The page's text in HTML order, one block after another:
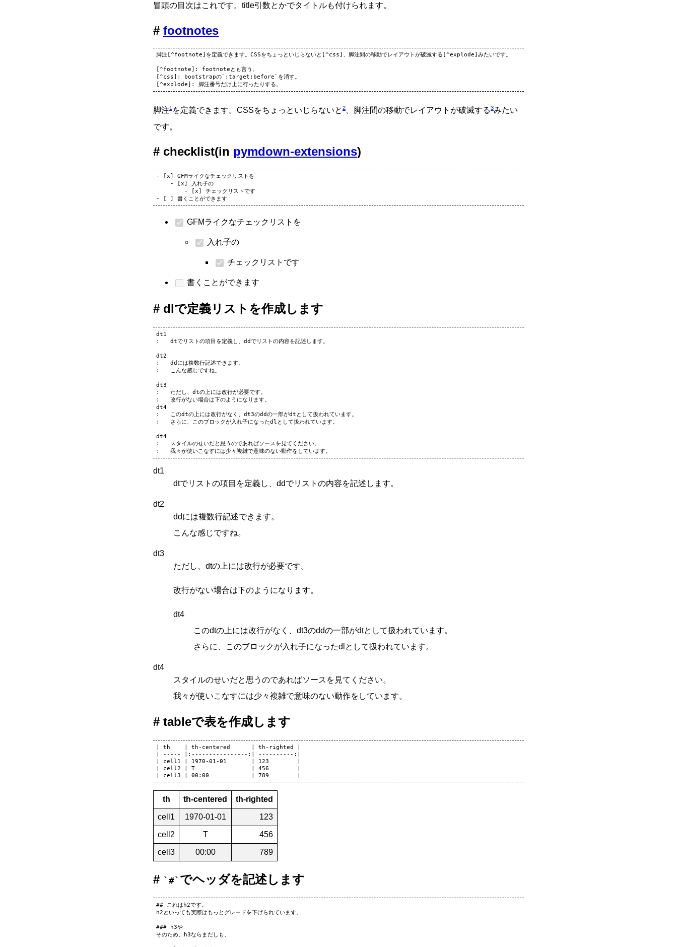
冒頭の目次はこれです。title引数とかでタイトルも付けられます。
footnotes
脚注[^footnote]を定義できます。CSSをちょっといじらないと[^css]、脚注間の移動でレイアウトが破滅する[^explode]みたいです。
[^footnote]: footnoteとも言う。
[^css]: bootstrapの`:target:before`を消す。
脚注1 を定義できます。CSSをちょっといじらないと 2、脚注間の移動でレイアウトが破滅する3みたい
です。
checklist(in pymdown-extensions)
- [x] GFMライクなチェックリストを
    - [x] 入れ子の
        - [x] チェックリストです
- [ ] 書くことができます
GFMライクなチェックリストを
入れ子の
チェックリストです
書くことができます
dlで定義リストを作成します
dt1
:   dtでリストの項目を定義し、ddでリストの内容を記述します。
dt2
:   ddには複数行記述できます。
:   こんな感じですね。
dt3
:   ただし、dtの上には改行が必要です。
:   改行がない場合は下のようになります。
dt4
:   このdtの上には改行がなく、dt3のddの一部がdtとして扱われています。
:   さらに、このブロックが入れ子になったdlとして扱われています。
dt4
:   スタイルのせいだと思うのであればソースを見てください。
dt1
dtでリストの項目を定義し、ddでリストの内容を記述します。
dt2
ddには複数行記述できます。
こんな感じですね。
dt3
ただし、dtの上には改行が必要です。
改行がない場合は下のようになります。
dt4
このdtの上には改行がなく、dt3のddの一部がdtとして扱われています。
さらに、このブロックが入れ子になったdlとして扱われています。
dt4
スタイルのせいだと思うのであればソースを見てください。
我々が使いこなすには少々複雑で意味のない動作をしています。
tableで表を作成します
| th    | th-centered      | th-righted |
| ----- |:----------------:| ----------:|
| cell1 | 1970-01-01       | 123        |
| cell2 | T                | 456        |
th th-centered th-righted
cell1 1970-01-01 123
cell2 T 456
cell3 00:00 789
# でヘッダを記述します
## これはh2です。
h2といっても実際はもっとグレードを下げられています。
### h3や
そのため、h3ならまだしも、